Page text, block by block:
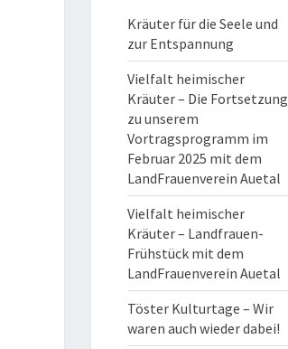
Kräuter für die Seele und
zur Entspannung
Vielfalt heimischer
Kräuter – Die Fortsetzung
zu unserem
Vortragsprogramm im
Februar 2025 mit dem
LandFrauenverein Auetal
Vielfalt heimischer
Kräuter – Landfrauen-
Frühstück mit dem
LandFrauenverein Auetal
Töster Kulturtage – Wir
waren auch wieder dabei!